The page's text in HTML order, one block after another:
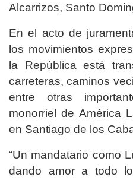
Alcarrizos, Santo
En el acto de
los movimientos
la República está
carreteras, caminos
entre otras
monorriel de América
en Santiago de los
“Un mandatario como
dando amor a todo